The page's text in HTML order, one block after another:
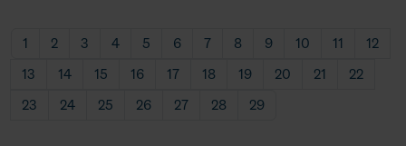
1 2 3 4 5 6 7 8 9 10 11
12
13
14 15 16 17 18 19 20 21
22
23
24 25 26 27 28 29